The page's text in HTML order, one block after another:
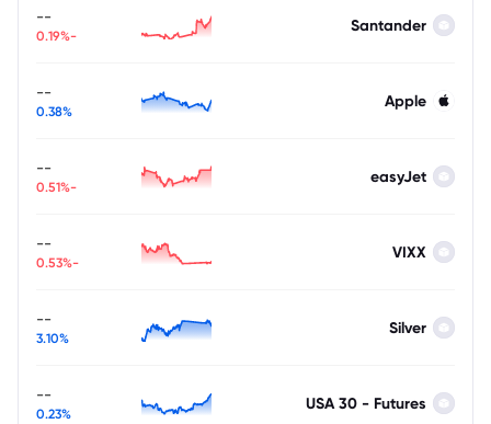
Santander
--
-0.19%
Apple
--
0.38%
easyJet
--
-0.51%
VIXX
--
-0.53%
Silver
--
3.10%
USA 30 - Futures
--
0.23%